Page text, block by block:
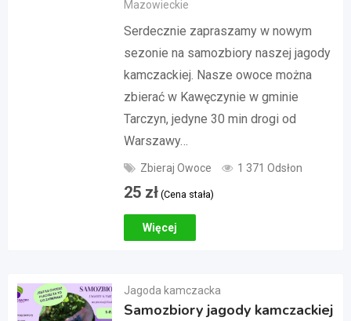
Mazowieckie
Serdecznie zapraszamy w nowym
sezonie na samozbiory naszej jagody
kamczackiej. Nasze owoce można
zbierać w Kawęczynie w gminie
Tarczyn, jedyne 30 min drogi od
Warszawy…
Zbieraj Owoce 1 371 Odsłon
25 zł (Cena stała)
Więcej
Jagoda kamczacka
Samozbiory jagody kamczackiej